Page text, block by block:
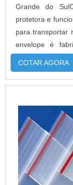
Grande do
protetora e
para transportar
envelope é
adesivas, numa
funcional. O
material 100%
SOBRE O
COTAR AGORA